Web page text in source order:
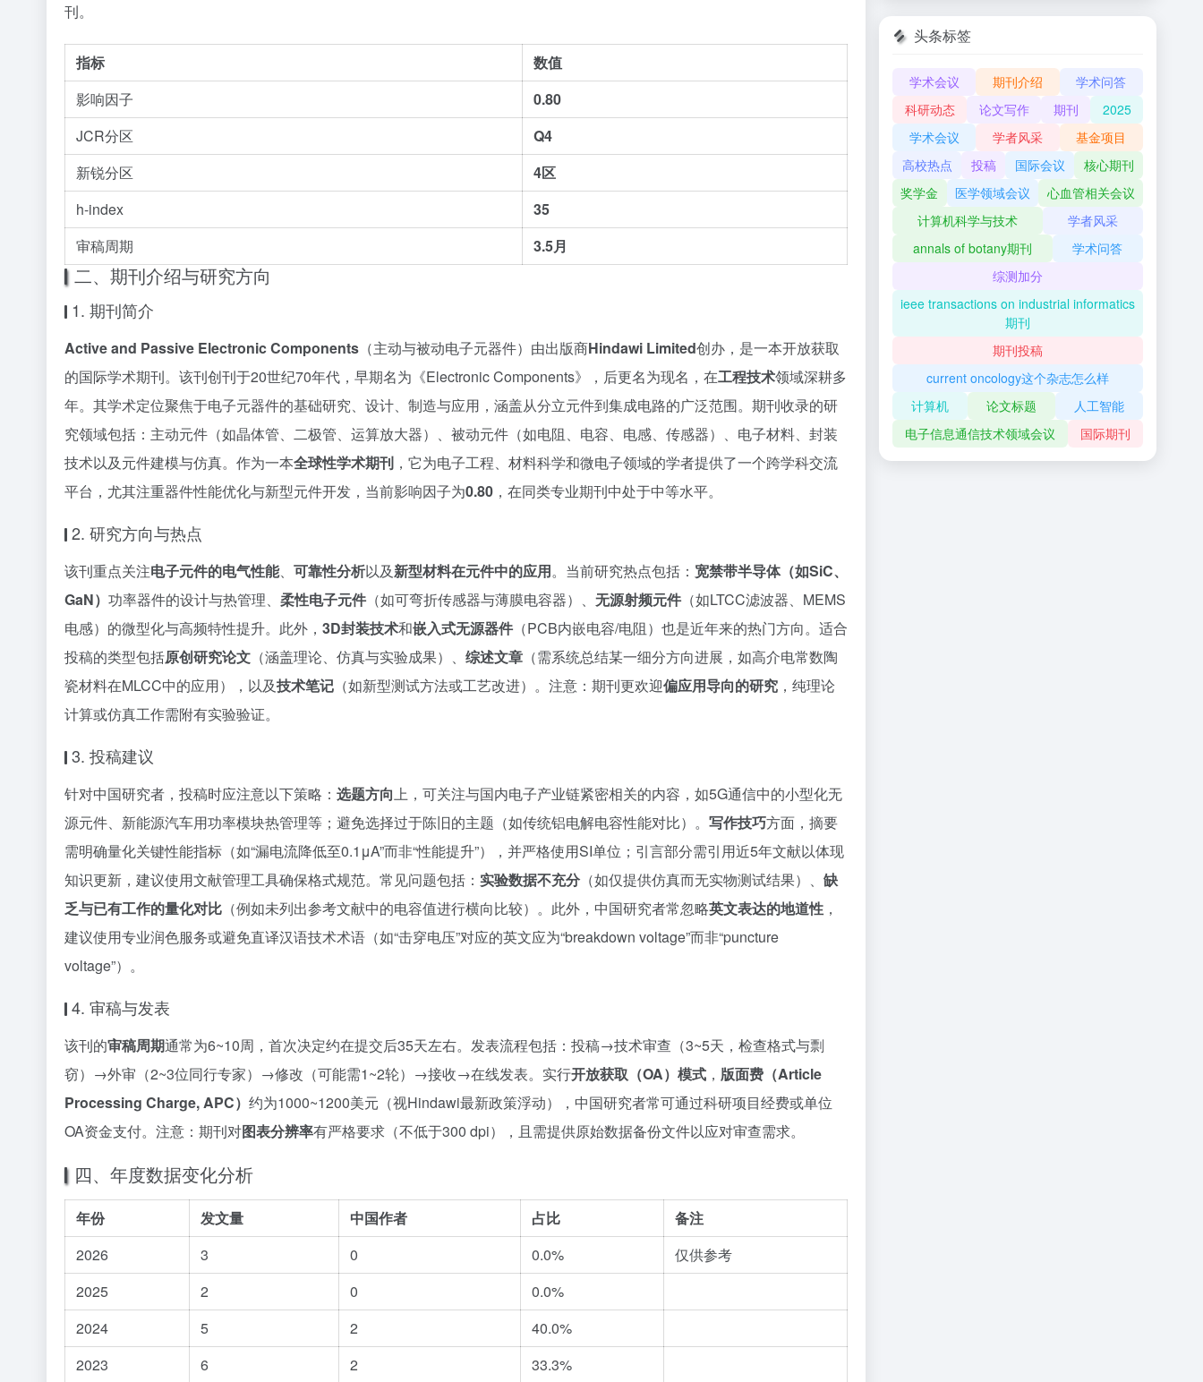
刊。
指标
数值
影响因子
0.80
JCR分区
Q4
新锐分区
4区
h-index
35
审稿周期
3.5月
二、期刊介绍与研究方向
1. 期刊简介
Active and Passive Electronic Components （主动与被动电子元器件）由出版商Hindawi Limited创办，是一本开放获取
的国际学术期刊。该刊创刊于20世纪70年代，早期名为《Electronic Components》，后更名为现名，在工程技术领域深耕多
年。其学术定位聚焦于电子元器件的基础研究、设计、制造与应用，涵盖从分立元件到集成电路的广泛范围。期刊收录的研
究领域包括：主动元件（如晶体管、二极管、运算放大器）、被动元件（如电阻、电容、电感、传感器）、电子材料、封装
技术以及元件建模与仿真。作为一本全球性学术期刊 ，它为电子工程、材料科学和微电子领域的学者提供了一个跨学科交流
平台，尤其注重器件性能优化与新型元件开发，当前影响因子为0.80 ，在同类专业期刊中处于中等水平。
2. 研究方向与热点
该刊重点关注电子元件的电气性能、 可靠性分析以及新型材料在元件中的应用。当前研究热点包括： 宽禁带半导体（如SiC、
GaN） 功率器件的设计与热管理、 柔性电子元件 （如可弯折传感器与薄膜电容器）、 无源射频元件 （如LTCC滤波器、MEMS
电感）的微型化与高频特性提升。此外， 3D封装技术和嵌入式无源器件 （PCB内嵌电容/电阻）也是近年来的热门方向。适合
投稿的类型包括原创研究论文 （涵盖理论、仿真与实验成果）、 综述文章 （需系统总结某一细分方向进展，如高介电常数陶
瓷材料在MLCC中的应用），以及技术笔记 （如新型测试方法或工艺改进）。注意：期刊更欢迎偏应用导向的研究 ，纯理论
计算或仿真工作需附有实验验证。
3. 投稿建议
针对中国研究者，投稿时应注意以下策略： 选题方向上，可关注与国内电子产业链紧密相关的内容，如5G通信中的小型化无
源元件、新能源汽车用功率模块热管理等；避免选择过于陈旧的主题（如传统铝电解电容性能对比）。 写作技巧方面，摘要
需明确量化关键性能指标（如“漏电流降低至0.1μA”而非“性能提升”），并严格使用SI单位；引言部分需引用近5年文献以体现
知识更新，建议使用文献管理工具确保格式规范。常见问题包括： 实验数据不充分（如仅提供仿真而无实物测试结果）、 缺
乏与已有工作的量化对比 （例如未列出参考文献中的电容值进行横向比较）。此外，中国研究者常忽略英文表达的地道性 ，
建议使用专业润色服务或避免直译汉语技术术语（如“击穿电压”对应的英文应为“breakdown voltage”而非“puncture
voltage”）。
4. 审稿与发表
该刊的审稿周期通常为6~10周，首次决定约在提交后35天左右。发表流程包括：投稿→技术审查（3~5天，检查格式与剽
窃）→外审（2~3位同行专家）→修改（可能需1~2轮）→接收→在线发表。实行开放获取（OA）模式 ， 版面费（Article
Processing Charge, APC） 约为1000~1200美元（视Hindawi最新政策浮动），中国研究者常可通过科研项目经费或单位
OA资金支付。注意：期刊对图表分辨率有严格要求（不低于300 dpi），且需提供原始数据备份文件以应对审查需求。
四、年度数据变化分析
年份 发文量 中国作者 占比
备注
2026
3 0 0.0%
仅供参考
2025
2 0
0.0%
2024
5 2
40.0%
2023
6 2
33.3%
头条标签
学术会议 期刊介绍
学术问答
科研动态
论文写作 期刊
2025
学术会议
学者风采
基金项目
高校热点
投稿 国际会议
核心期刊
奖学金
医学领域会议
心血管相关会议
计算机科学与技术
学者风采
annals of botany期刊
学术问答
综测加分
ieee transactions on industrial informatics
期刊
期刊投稿
current oncology这个杂志怎么样
计算机
论文标题
人工智能
电子信息通信技术领域会议
国际期刊